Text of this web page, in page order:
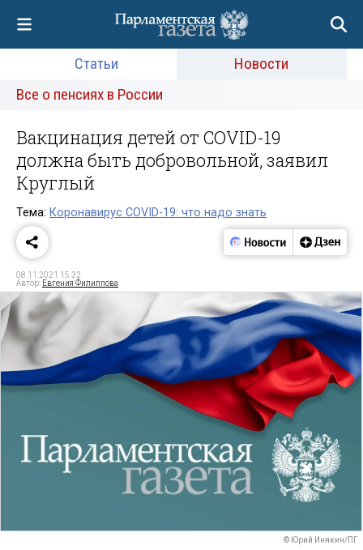
Статьи
Новости
Все о пенсиях в России
Вакцинация детей от COVID-19
должна быть добровольной, заявил
Круглый
Тема: Коронавирус COVID-19: что надо знать
08.11.2021 15:32
Автор: Евгения Филиппова
© Юрий Инякин/ПГ